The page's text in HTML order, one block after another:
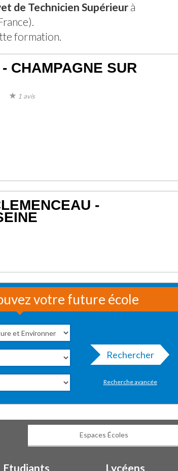
de Technicien Supérieur à
formation.
CHAMPAGNE SUR
1 avis
-
votre future école
Rechercher
Recherche avancée
Espaces Écoles
Etudiants Lycéens